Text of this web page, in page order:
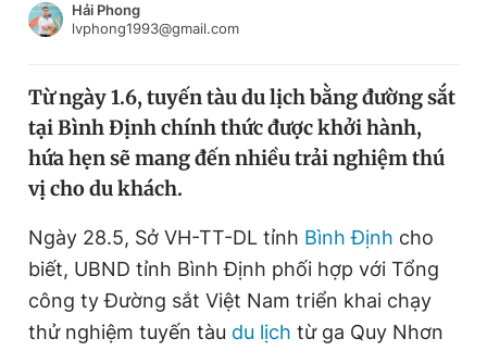
Chuyên mục khác
Tin thị trường Tin 360
Video
Sản phẩm khác
Tiện ích Bạn cần biết
Tin đã xem
Đăng xuất
Hải Phong
lvphong1993@gmail.com
Từ ngày 1.6, tuyến tàu du lịch bằng đường sắt
tại Bình Định chính thức được khởi hành,
hứa hẹn sẽ mang đến nhiều trải nghiệm thú
vị cho du khách.
Ngày 28.5, Sở VH-TT-DL tỉnh Bình Định cho
biết, UBND tỉnh Bình Định phối hợp với Tổng
công ty Đường sắt Việt Nam triển khai chạy
thử nghiệm tuyến tàu du lịch từ ga Quy Nhơn